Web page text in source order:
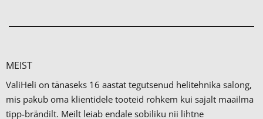
MEIST
ValiHeli on tänaseks 16 aastat tegutsenud helitehnika salong,
mis pakub oma klientidele tooteid rohkem kui sajalt maailma
tipp-brändilt. Meilt leiab endale sobiliku nii lihtne